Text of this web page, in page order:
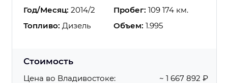
Год/Месяц: 2014/2 Пробег: 109 174 км.
Топливо: Дизель Объем: 1.995
Стоимость
Цена во Владивостоке: ~ 1 667 892 ₽